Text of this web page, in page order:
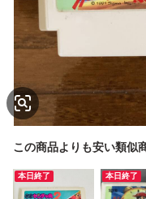
この商品よりも安い類似
本日終了 本日終了